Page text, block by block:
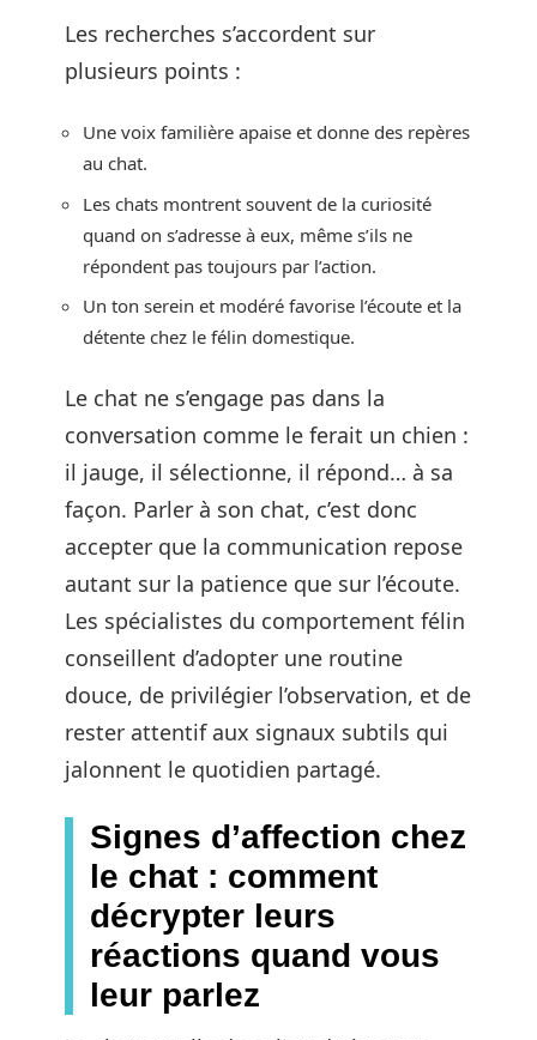
Les recherches s’accordent sur
plusieurs points :
Une voix familière apaise et donne des repères
au chat.
Les chats montrent souvent de la curiosité
quand on s’adresse à eux, même s’ils ne
répondent pas toujours par l’action.
Un ton serein et modéré favorise l’écoute et la
détente chez le félin domestique.
Le chat ne s’engage pas dans la
conversation comme le ferait un chien :
il jauge, il sélectionne, il répond… à sa
façon. Parler à son chat, c’est donc
accepter que la communication repose
autant sur la patience que sur l’écoute.
Les spécialistes du comportement félin
conseillent d’adopter une routine
douce, de privilégier l’observation, et de
rester attentif aux signaux subtils qui
jalonnent le quotidien partagé.
Signes d’affection chez
le chat : comment
décrypter leurs
réactions quand vous
leur parlez